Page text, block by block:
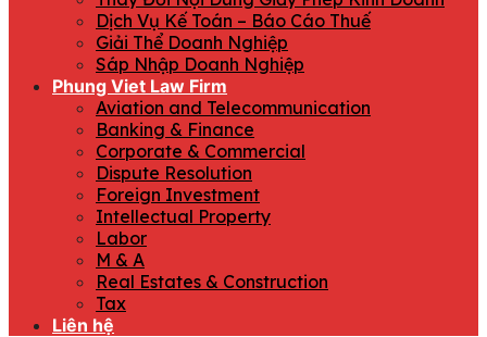
Dịch Vụ Kế Toán – Báo Cáo Thuế
Giải Thể Doanh Nghiệp
Sáp Nhập Doanh Nghiệp
Phung Viet Law Firm
Aviation and Telecommunication
Banking & Finance
Corporate & Commercial
Dispute Resolution
Foreign Investment
Intellectual Property
Labor
M & A
Real Estates & Construction
Tax
Liên hệ